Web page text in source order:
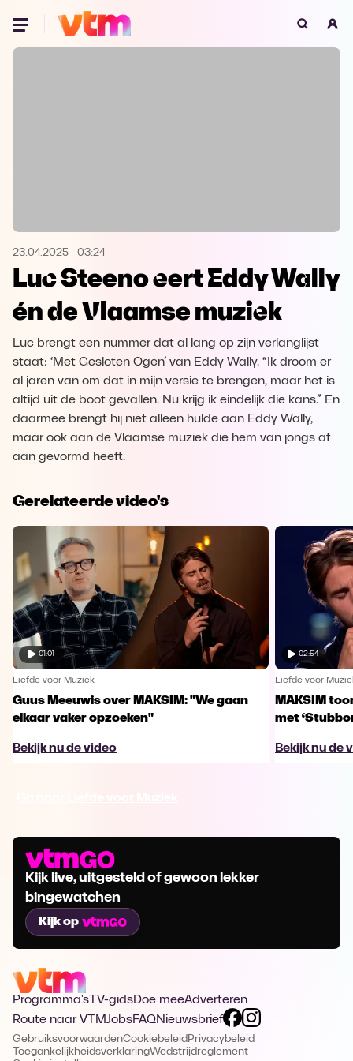
Oeps, browser niet ondersteund
Microsoft Edge Download
Opera Download
23.04.2025 - 03:24
Luc Steeno eert Eddy Wally
én de Vlaamse muziek
Luc brengt een nummer dat al lang op zijn verlanglijst
staat: ‘Met Gesloten Ogen’ van Eddy Wally. “Ik droom er
al jaren van om dat in mijn versie te brengen, maar het is
altijd uit de boot gevallen. Nu krijg ik eindelijk die kans.” En
daarmee brengt hij niet alleen hulde aan Eddy Wally,
maar ook aan de Vlaamse muziek die hem van jongs af
aan gevormd heeft.
Gerelateerde video's
01:01
Liefde voor Muziek
Guus Meeuwis over MAKSIM: "We gaan
elkaar vaker opzoeken"
Bekijk nu de video
02:54
Liefde voor
MAKSIM
met
Bekijk nu de
Kijk live, uitgesteld of gewoon lekker
bingewatchen
Kijk op
Programma's TV-gidsDoe meeAdverteren
Route naar VTMJobsFAQNieuwsbrief
GebruiksvoorwaardenCookiebeleid Privacybeleid
ToegankelijkheidsverklaringWedstrijdreglement